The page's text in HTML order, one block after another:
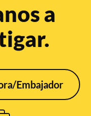
a
Embajador